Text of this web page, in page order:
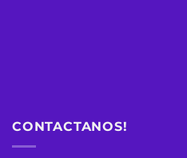
CONTACTANOS!